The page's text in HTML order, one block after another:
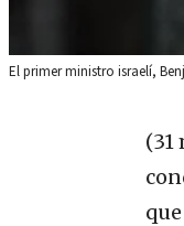
El primer ministro israelí,
(31